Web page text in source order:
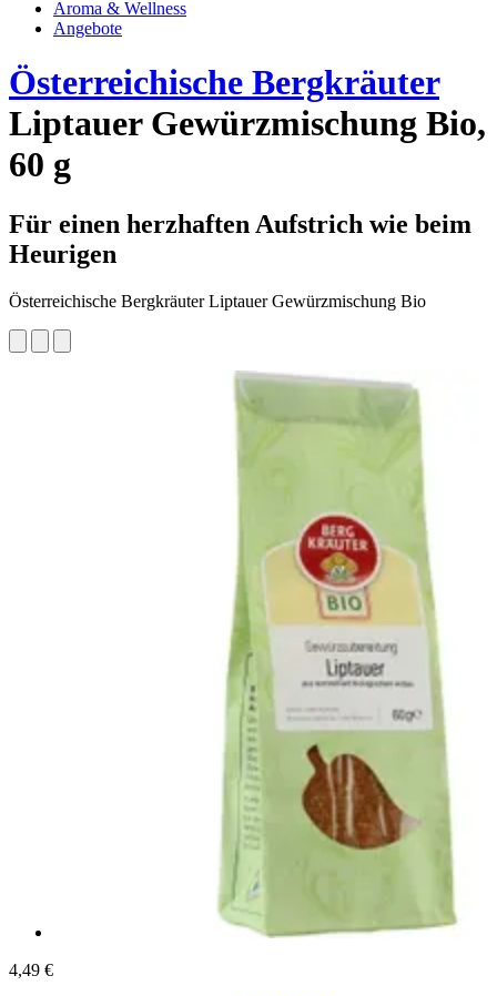
Aroma & Wellness
Angebote
Österreichische Bergkräuter
Liptauer Gewürzmischung Bio,
60 g
Für einen herzhaften Aufstrich wie beim
Heurigen
Österreichische Bergkräuter Liptauer Gewürzmischung Bio
4,49 €